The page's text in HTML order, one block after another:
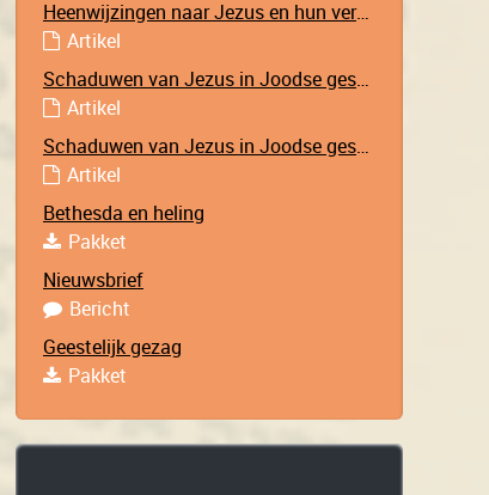
Heenwijzingen naar Jezus en hun vervulling
Artikel
Schaduwen van Jezus in Joodse geschriften – Deel 2
Artikel
Schaduwen van Jezus in Joodse geschriften – Deel 1
Artikel
Bethesda en heling
Pakket
Nieuwsbrief
Bericht
Geestelijk gezag
Pakket